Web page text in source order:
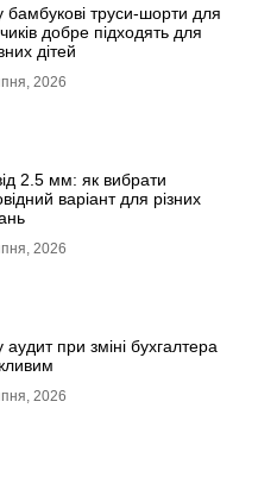
бамбукові труси-шорти для
добре підходять для
дітей
2026
2.5 мм: як вибрати
варіант для різних
2026
при зміні бухгалтера
2026